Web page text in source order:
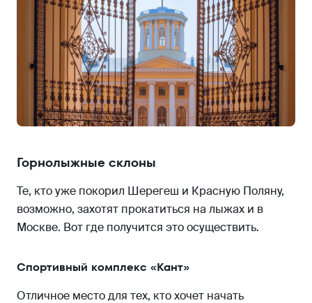
Горнолыжные склоны
Те, кто уже покорил Шерегеш и Красную Поляну,
возможно, захотят прокатиться на лыжах и в
Москве. Вот где получится это осуществить.
Спортивный комплекс «Кант»
Отличное место для тех, кто хочет начать